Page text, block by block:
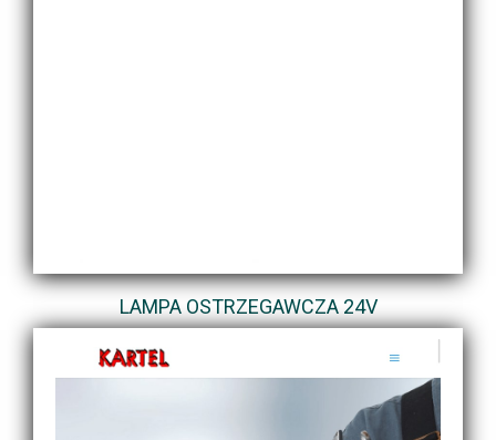
LAMPA OSTRZEGAWCZA 24V